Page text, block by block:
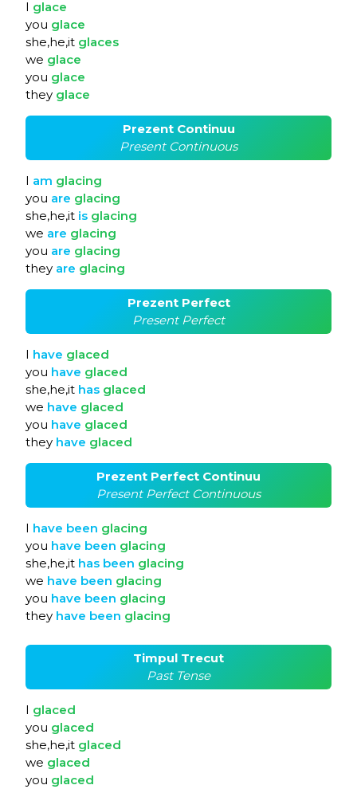
I glace
you glace
she,he,it glaces
we glace
you glace
they glace
Prezent Continuu
Present Continuous
I am glacing
you are glacing
she,he,it is glacing
we are glacing
you are glacing
they are glacing
Prezent Perfect
Present Perfect
I have glaced
you have glaced
she,he,it has glaced
we have glaced
you have glaced
they have glaced
Prezent Perfect Continuu
Present Perfect Continuous
I have been glacing
you have been glacing
she,he,it has been glacing
we have been glacing
you have been glacing
they have been glacing
Timpul Trecut
Past Tense
I glaced
you glaced
she,he,it glaced
we glaced
you glaced